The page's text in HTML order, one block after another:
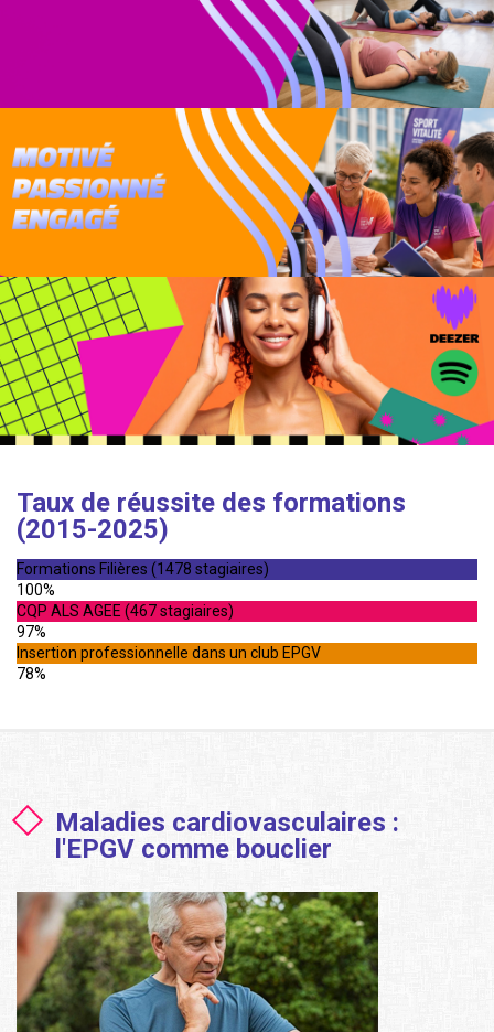
Taux de réussite des formations
(2015-2025)
Formations Filières (1478 stagiaires)
100%
CQP ALS AGEE (467 stagiaires)
97%
Insertion professionnelle dans un club EPGV
78%
Maladies cardiovasculaires :
l'EPGV comme bouclier